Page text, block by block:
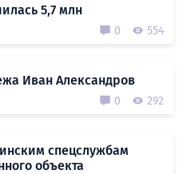
5,7 млн
0 554
Иван Александров
0 292
спецслужбам
объекта